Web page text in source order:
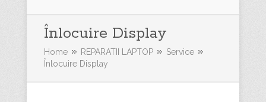
Înlocuire Display
Home REPARATII LAPTOP
Service
Înlocuire Display